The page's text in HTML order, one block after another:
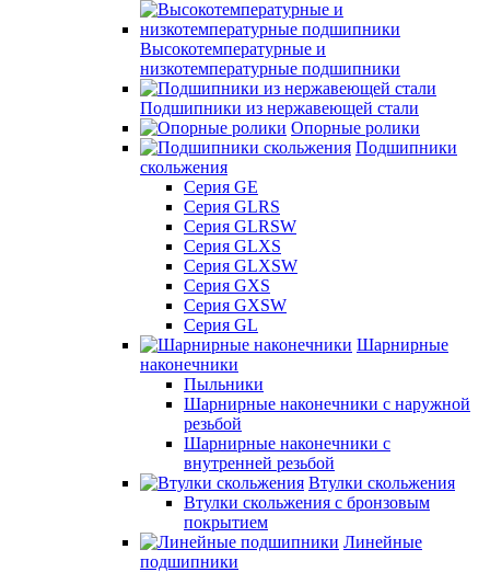
Высокотемпературные и
низкотемпературные подшипники
Подшипники из нержавеющей стали
Опорные ролики
Подшипники
скольжения
Серия GE
Серия GLRS
Серия GLRSW
Серия GLXS
Серия GLXSW
Серия GXS
Серия GXSW
Серия GL
Шарнирные
наконечники
Пыльники
Шарнирные наконечники с наружной
резьбой
Шарнирные наконечники с
внутренней резьбой
Втулки скольжения
Втулки скольжения с бронзовым
покрытием
Линейные
подшипники